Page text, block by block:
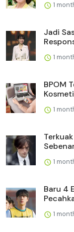
1
Jadi
1
BPOM
1
1
Baru 4
1